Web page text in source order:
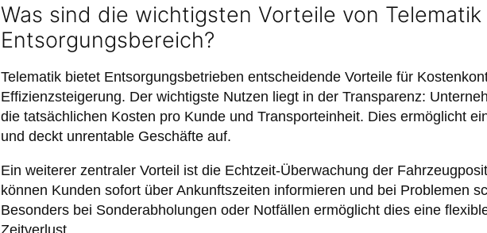
Was sind die wichtigsten Vorteile von Telematik
Entsorgungsbereich?
Telematik bietet Entsorgungsbetrieben entscheidende Vorteile für
Effizienzsteigerung. Der wichtigste Nutzen liegt in der Transparenz:
die tatsächlichen Kosten pro Kunde und Transporteinheit. Dies ermöglicht
und deckt unrentable Geschäfte auf.
Ein weiterer zentraler Vorteil ist die Echtzeit-Überwachung der
können Kunden sofort über Ankunftszeiten informieren und bei Problemen
Besonders bei Sonderabholungen oder Notfällen ermöglicht dies eine
Zeitverlust.